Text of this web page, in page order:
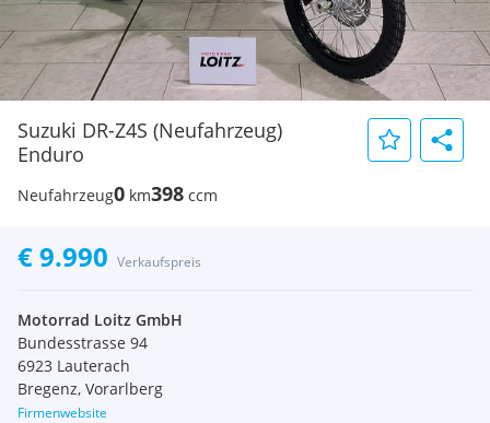
Suzuki DR-Z4S (Neufahrzeug)
Enduro
Neufahrzeug0 km398 ccm
€ 9.990 Verkaufspreis
Motorrad Loitz GmbH
Bundesstrasse 94
6923 Lauterach
Bregenz, Vorarlberg
Firmenwebsite